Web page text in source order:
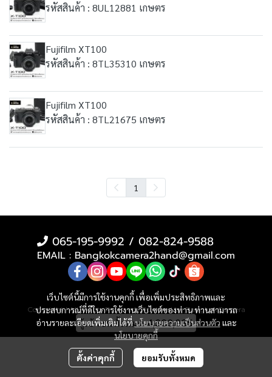
รหัสสินค้า : 8UL12881 เกษตร
Fujifilm XT100
รหัสสินค้า : 8TL35310 เกษตร
Fujifilm XT100
รหัสสินค้า : 8TL21675 เกษตร
1
เว็บไซต์นี้มีการใช้งานคุกกี้ เพื่อเพิ่มประสิทธิภาพและ
ประสบการณ์ที่ดีในการใช้งานเว็บไซต์ของท่าน ท่านสามารถ
อ่านรายละเอียดเพิ่มเติมได้ที่นโยบายความเป็นส่วนตัว และ
นโยบายคุกกี้
ตั้งค่าคุกกี้ ยอมรับทั้งหมด
065-195-9992 / 082-824-9588
EMAIL : Bangkokcamera2hand@gmail.com
Copyright | All Rights Reserved | Powered by ฺBangkokCamera
ผู้เข้าชมทั้งหมด4,336,035